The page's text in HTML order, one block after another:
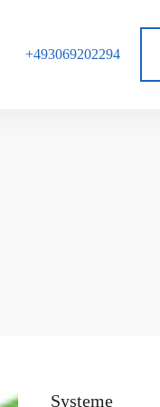
Blog
+493069202294
Systeme